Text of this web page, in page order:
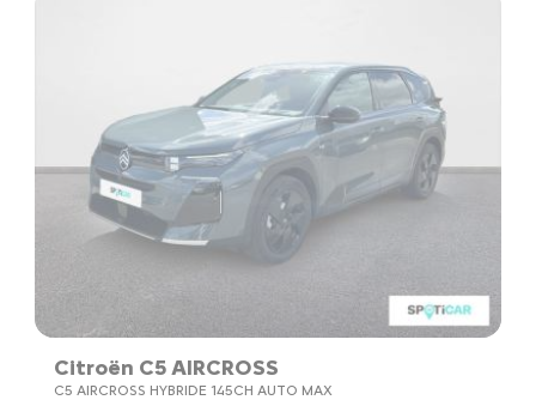
Citroën C5 AIRCROSS
C5 AIRCROSS HYBRIDE 145CH AUTO MAX